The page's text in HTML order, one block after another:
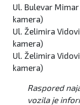
Ul. Bulevar
kamera)
Ul. Želimira
kamera)
Ul. Želimira
kamera)
Raspored
vozila je